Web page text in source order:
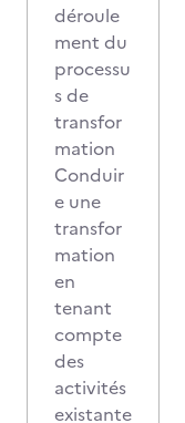
déroule
ment du
processu
s de
transfor
mation
Conduir
e une
transfor
mation
en
tenant
compte
des
activités
existante